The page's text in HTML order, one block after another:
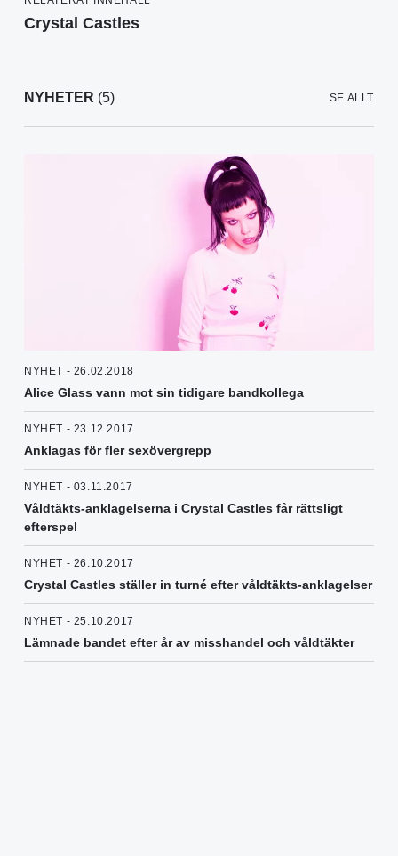
Crystal Castles
NYHETER (5) SE ALLT
NYHET - 26.02.2018
Alice Glass vann mot sin tidigare bandkollega
NYHET - 23.12.2017
Anklagas för fler sexövergrepp
NYHET - 03.11.2017
Våldtäkts-anklagelserna i Crystal Castles får rättsligt
efterspel
NYHET - 26.10.2017
Crystal Castles ställer in turné efter våldtäkts-anklagelser
NYHET - 25.10.2017
Lämnade bandet efter år av misshandel och våldtäkter